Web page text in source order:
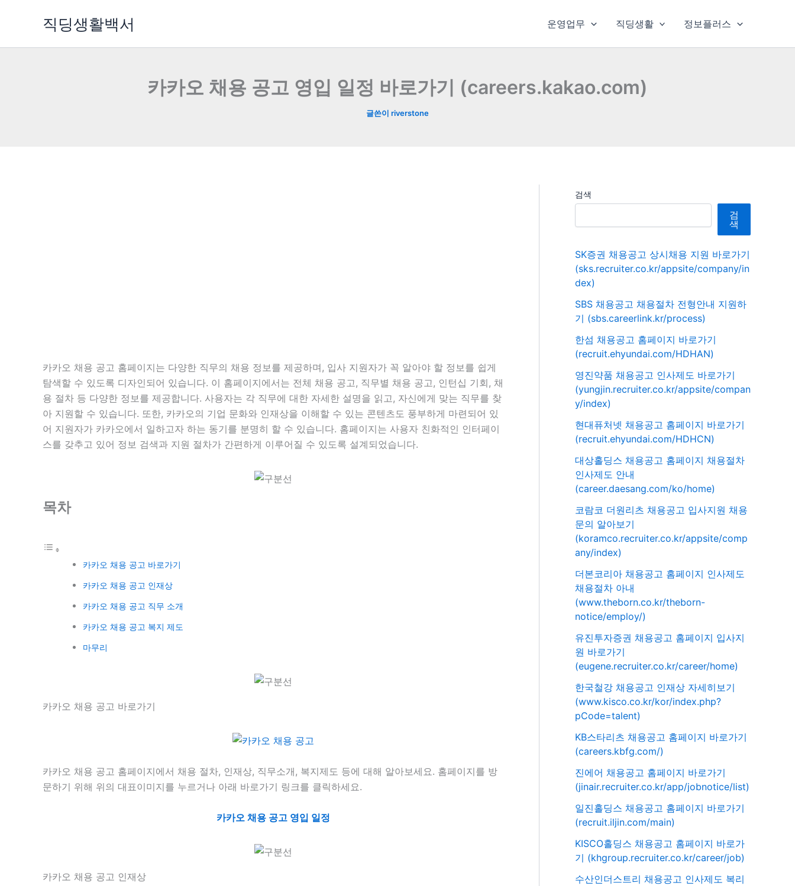
직딩생활백서 운영업무 직딩생활 정보플러스
카카오 채용 공고 영입 일정 바로가기 (careers.kakao.com)
글쓴이 riverstone
카카오 채용 공고 홈페이지는 다양한 직무의 채용 정보를 제공하며, 입사 지원자가 꼭 알아야 할 정보를 쉽게
탐색할 수 있도록 디자인되어 있습니다. 이 홈페이지에서는 전체 채용 공고, 직무별 채용 공고, 인턴십 기회, 채
용 절차 등 다양한 정보를 제공합니다. 사용자는 각 직무에 대한 자세한 설명을 읽고, 자신에게 맞는 직무를 찾
아 지원할 수 있습니다. 또한, 카카오의 기업 문화와 인재상을 이해할 수 있는 콘텐츠도 풍부하게 마련되어 있
어 지원자가 카카오에서 일하고자 하는 동기를 분명히 할 수 있습니다. 홈페이지는 사용자 친화적인 인터페이
스를 갖추고 있어 정보 검색과 지원 절차가 간편하게 이루어질 수 있도록 설계되었습니다.
목차
카카오 채용 공고 바로가기
카카오 채용 공고 인재상
카카오 채용 공고 직무 소개
카카오 채용 공고 복지 제도
마무리
카카오 채용 공고 바로가기
카카오 채용 공고 홈페이지에서 채용 절차, 인재상, 직무소개, 복지제도 등에 대해 알아보세요. 홈페이지를 방
문하기 위해 위의 대표이미지를 누르거나 아래 바로가기 링크를 클릭하세요.
카카오 채용 공고 영입 일정
카카오 채용 공고 인재상
검색
검
색
SK증권 채용공고 상시채용 지원 바로가기
(sks.recruiter.co.kr/appsite/company/in
dex)
SBS 채용공고 채용절차 전형안내 지원하
기 (sbs.careerlink.kr/process)
한섬 채용공고 홈페이지 바로가기
(recruit.ehyundai.com/HDHAN)
영진약품 채용공고 인사제도 바로가기
(yungjin.recruiter.co.kr/appsite/compan
y/index)
현대퓨처넷 채용공고 홈페이지 바로가기
(recruit.ehyundai.com/HDHCN)
대상홀딩스 채용공고 홈페이지 채용절차
인사제도 안내
(career.daesang.com/ko/home)
코람코 더원리츠 채용공고 입사지원 채용
문의 알아보기
(koramco.recruiter.co.kr/appsite/comp
any/index)
더본코리아 채용공고 홈페이지 인사제도
채용절차 아내
(www.theborn.co.kr/theborn-
notice/employ/)
유진투자증권 채용공고 홈페이지 입사지
원 바로가기
(eugene.recruiter.co.kr/career/home)
한국철강 채용공고 인재상 자세히보기
(www.kisco.co.kr/kor/index.php?
pCode=talent)
KB스타리츠 채용공고 홈페이지 바로가기
(careers.kbfg.com/)
진에어 채용공고 홈페이지 바로가기
(jinair.recruiter.co.kr/app/jobnotice/list)
일진홀딩스 채용공고 홈페이지 바로가기
(recruit.iljin.com/main)
KISCO홀딩스 채용공고 홈페이지 바로가
기 (khgroup.recruiter.co.kr/career/job)
수산인더스트리 채용공고 인사제도 복리